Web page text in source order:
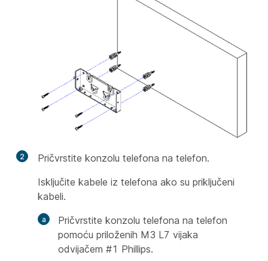
2
Pričvrstite konzolu telefona na telefon.
Isključite kabele iz telefona ako su priključeni
kabeli.
Pričvrstite konzolu telefona na telefon
pomoću priloženih M3 L7 vijaka
odvijačem #1 Phillips.